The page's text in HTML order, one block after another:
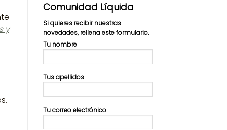
y
Comunidad Líquida
Si quieres recibir nuestras
novedades, rellena este formulario.
Tu nombre
Tus apellidos
Tu correo electrónico